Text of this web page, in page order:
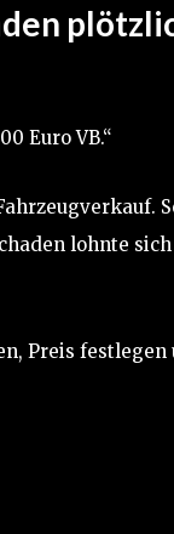
Euro VB.“
lohnte
Preis festlegen